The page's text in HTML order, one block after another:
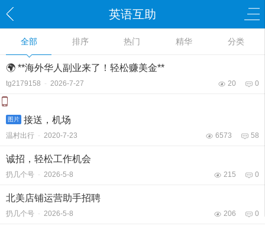
英语互助
全部 排序 热门 精华 分类
🌍 **海外华人副业来了！轻松赚美金**
tg2179158 - 2026-7-27 0
20
图片 接送，机场
温村出行 - 2020-7-23 58
6573
诚招，轻松工作机会
扔几个号 - 2026-5-8 0
215
北美店铺运营助手招聘
扔几个号 - 2026-5-8 0
206